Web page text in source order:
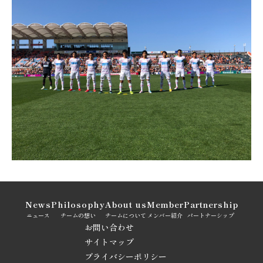
ニュース
News
チームの想い
Philosophy
チームについて
About us
メンバー紹介
Member
パートナーシップ
Partnership
お問い合わせ
サイトマップ
プライバシーポリシー